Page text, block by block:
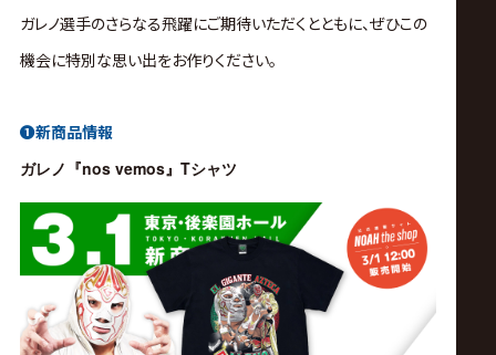
ガレノ選手のさらなる飛躍にご期待いただくとともに、ぜひこの
機会に特別な思い出をお作りください。
❶新商品情報
ガレノ『nos vemos』 Tシャツ